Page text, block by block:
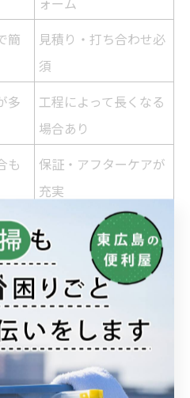
簡
見積り・打ち合わせ必
須
多
工程によって長くなる
場合あり
も
保証・アフターケアが
充実
の修理」や「簡単な大工仕
コストパフォーマンスが魅
修や大型リフォームが必要な
です。
工 料金の特徴 - 公的サ
意点
地域の高齢者が大工仕事な
は非営利のため比較的安価